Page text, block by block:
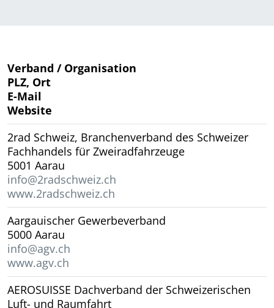
Verband / Organisation
PLZ, Ort
E-Mail
Website
2rad Schweiz, Branchenverband des Schweizer
Fachhandels für Zweiradfahrzeuge
5001 Aarau
info@2radschweiz.ch
www.2radschweiz.ch
Aargauischer Gewerbeverband
5000 Aarau
info@agv.ch
www.agv.ch
AEROSUISSE Dachverband der Schweizerischen
Luft- und Raumfahrt